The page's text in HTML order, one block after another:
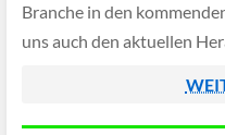
Branche in den
uns auch den aktuellen